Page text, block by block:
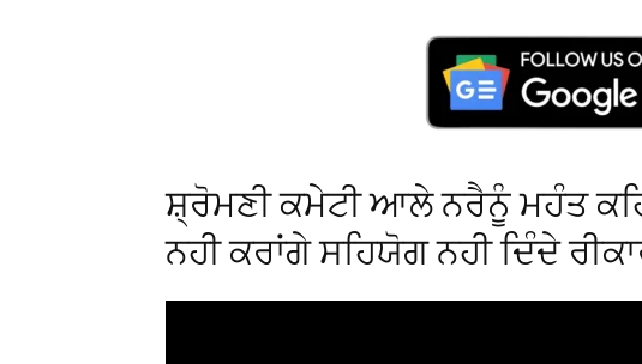
ਸ਼੍ਰੋਮਣੀ ਕਮੇਟੀ ਆਲੇ ਨਰੈਨੂੰ ਮਹੰਤ
ਨਹੀ ਕਰਾਂਗੇ ਸਹਿਯੋਗ ਨਹੀ ਦਿੰਦੇ